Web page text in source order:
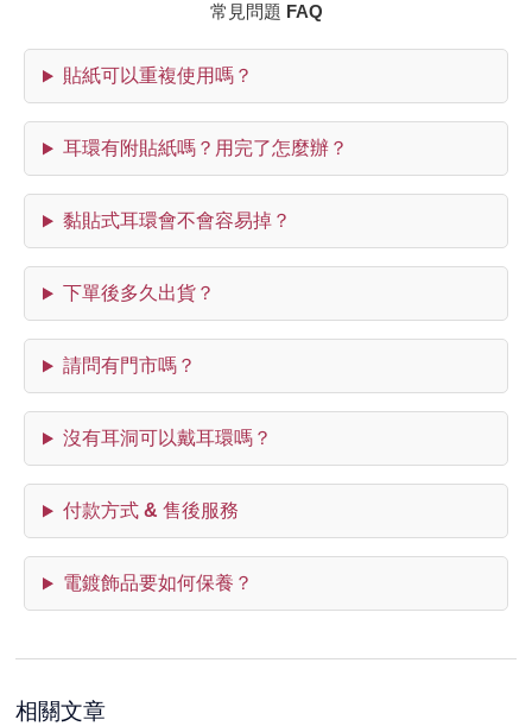
常見問題 FAQ
貼紙可以重複使用嗎？
耳環有附貼紙嗎？用完了怎麼辦？
黏貼式耳環會不會容易掉？
下單後多久出貨？
請問有門市嗎？
沒有耳洞可以戴耳環嗎？
付款方式 & 售後服務
電鍍飾品要如何保養？
相關文章